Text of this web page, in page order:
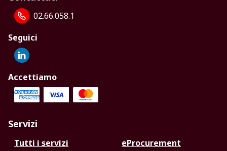
02.66.058.1
Seguici
Accettiamo
Servizi
Tutti i servizi
eProcurement